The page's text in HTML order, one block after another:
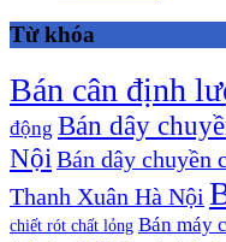
Từ khóa
Bán cân định
động Bán dây
Nội Bán dây chuyền
Thanh Xuân Hà Nội
chiết rót chất lỏng Bán máy